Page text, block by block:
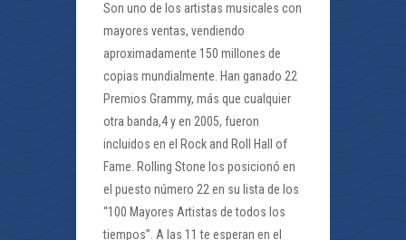
Son uno de los artistas musicales con
mayores ventas, vendiendo
aproximadamente 150 millones de
copias mundialmente. Han ganado 22
Premios Grammy, más que cualquier
otra banda,4 y en 2005, fueron
incluidos en el Rock and Roll Hall of
Fame. Rolling Stone los posicionó en
el puesto número 22 en su lista de los
“100 Mayores Artistas de todos los
tiempos”. A las 11 te esperan en el